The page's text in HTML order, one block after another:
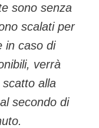
sono senza
scalati per
in caso di
verrà
alla
secondo di